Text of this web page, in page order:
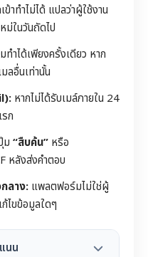
ข้าทำไม่ได้ แปลว่าผู้ใช้งาน
ม่ในวันถัดไป
ทำได้เพียงครั้งเดียว หาก
ลอื่นเท่านั้น
หากไม่ได้รับเมล์ภายใน 24
ก
ม “สืบค้น” หรือ
หลังส่งคำตอบ
ลาง: แพลตฟอร์มไม่ใช่ผู้
ไขข้อมูลใดๆ
นน